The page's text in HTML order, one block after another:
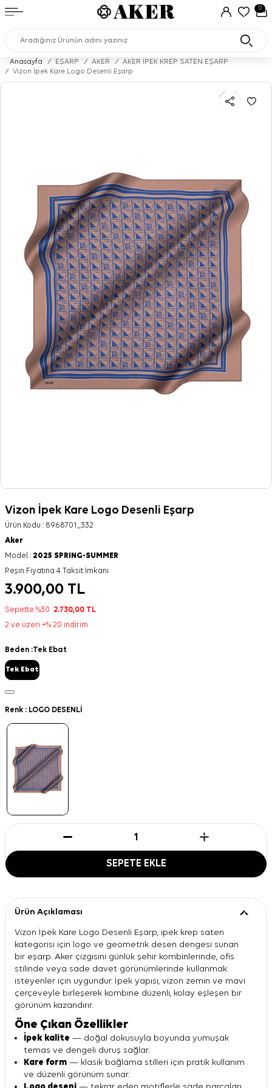
0
Anasayfa / EŞARP / AKER /
AKER İPEK KREP SATEN EŞARP
/
Vizon İpek Kare Logo Desenli Eşarp
Vizon İpek Kare Logo Desenli Eşarp
Ürün Kodu : 8968701_332
Aker
Model : 2025 SPRING-SUMMER
Peşin Fiyatına 4 Taksit İmkanı
3.900,00 TL
Sepette %30 2.730,00 TL
2 ve üzeri +% 20 indirim
Beden :Tek Ebat
Tek Ebat
Renk : LOGO DESENLİ
SEPETE EKLE
Ürün Açıklaması
Vizon İpek Kare Logo Desenli Eşarp, ipek krep saten
kategorisi için logo ve geometrik desen dengesi sunan
bir eşarp. Aker çizgisini günlük şehir kombinlerinde, ofis
stilinde veya sade davet görünümlerinde kullanmak
isteyenler için uygundur. İpek yapısı, vizon zemin ve mavi
çerçeveyle birleşerek kombine düzenli, kolay eşleşen bir
görünüm kazandırır.
Öne Çıkan Özellikler
İpek kalite — doğal dokusuyla boyunda yumuşak
temas ve dengeli duruş sağlar.
Kare form — klasik bağlama stilleri için pratik kullanım
ve düzenli görünüm sunar.